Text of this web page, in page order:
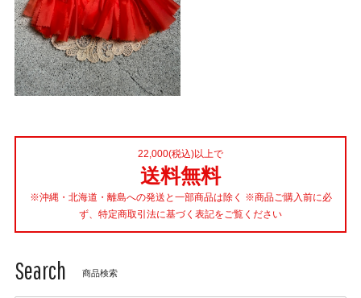
22,000(税込)以上で
送料無料
※沖縄・北海道・離島への発送と一部商品は除く ※商品ご購入前に必
ず、特定商取引法に基づく表記をご覧ください
Search 商品検索